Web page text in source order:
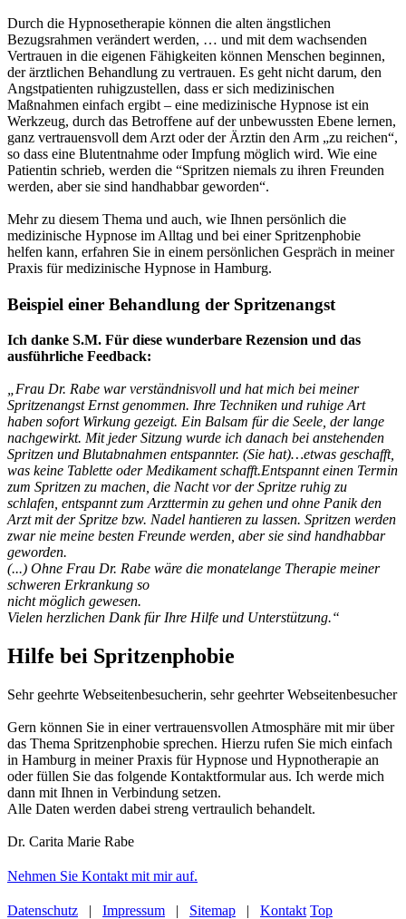
Durch die Hypnosetherapie können die alten ängstlichen
Bezugsrahmen verändert werden, … und mit dem wachsenden
Vertrauen in die eigenen Fähigkeiten können Menschen beginnen,
der ärztlichen Behandlung zu vertrauen. Es geht nicht darum, den
Angstpatienten ruhigzustellen, dass er sich medizinischen
Maßnahmen einfach ergibt – eine medizinische Hypnose ist ein
Werkzeug, durch das Betroffene auf der unbewussten Ebene lernen,
ganz vertrauensvoll dem Arzt oder der Ärztin den Arm „zu reichen“,
so dass eine Blutentnahme oder Impfung möglich wird. Wie eine
Patientin schrieb, werden die “Spritzen niemals zu ihren Freunden
werden, aber sie sind handhabbar geworden“.
Mehr zu diesem Thema und auch, wie Ihnen persönlich die
medizinische Hypnose im Alltag und bei einer Spritzenphobie
helfen kann, erfahren Sie in einem persönlichen Gespräch in meiner
Praxis für medizinische Hypnose in Hamburg.
Beispiel einer Behandlung der Spritzenangst
Ich danke S.M. Für diese wunderbare Rezension und das
ausführliche Feedback:
„Frau Dr. Rabe war verständnisvoll und hat mich bei meiner
Spritzenangst Ernst genommen. Ihre Techniken und ruhige Art
haben sofort Wirkung gezeigt. Ein Balsam für die Seele, der lange
nachgewirkt. Mit jeder Sitzung wurde ich danach bei anstehenden
Spritzen und Blutabnahmen entspannter. (Sie hat)…etwas geschafft,
was keine Tablette oder Medikament schafft.Entspannt einen Termin
zum Spritzen zu machen, die Nacht vor der Spritze ruhig zu
schlafen, entspannt zum Arzttermin zu gehen und ohne Panik den
Arzt mit der Spritze bzw. Nadel hantieren zu lassen. Spritzen werden
zwar nie meine besten Freunde werden, aber sie sind handhabbar
geworden.
(...) Ohne Frau Dr. Rabe wäre die monatelange Therapie meiner
schweren Erkrankung so
nicht möglich gewesen.
Vielen herzlichen Dank für Ihre Hilfe und Unterstützung.“
Hilfe bei Spritzenphobie
Sehr geehrte Webseitenbesucherin, sehr geehrter Webseitenbesucher
Gern können Sie in einer vertrauensvollen Atmosphäre mit mir über
das Thema Spritzenphobie sprechen. Hierzu rufen Sie mich einfach
in Hamburg in meiner Praxis für Hypnose und Hypnotherapie an
oder füllen Sie das folgende Kontaktformular aus. Ich werde mich
dann mit Ihnen in Verbindung setzen.
Alle Daten werden dabei streng vertraulich behandelt.
Dr. Carita Marie Rabe
Nehmen Sie Kontakt mit mir auf.
Datenschutz | Impressum | Sitemap | Kontakt Top